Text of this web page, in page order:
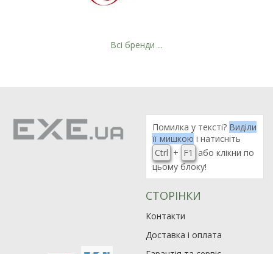
Всі бренди ...
Помилка у тексті? Виділи
її мишкою і натисніть
Ctrl + F1
або клікни по
цьому блоку!
СТОРІНКИ
Контакти
Доставка і оплата